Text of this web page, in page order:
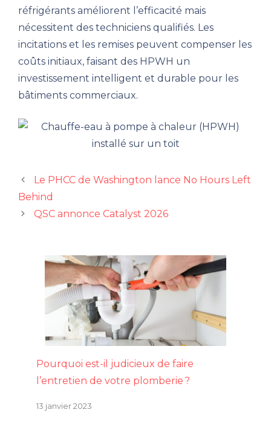
réfrigérants améliorent l’efficacité mais
nécessitent des techniciens qualifiés. Les
incitations et les remises peuvent compenser les
coûts initiaux, faisant des HPWH un
investissement intelligent et durable pour les
bâtiments commerciaux.
Le PHCC de Washington lance No Hours Left
Behind
QSC annonce Catalyst 2026
Pourquoi est-il judicieux de faire
l’entretien de votre plomberie ?
13 janvier 2023